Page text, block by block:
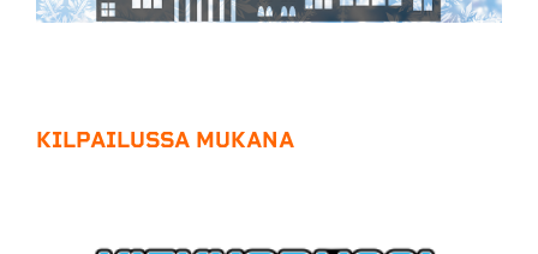
KILPAILUSSA MUKANA